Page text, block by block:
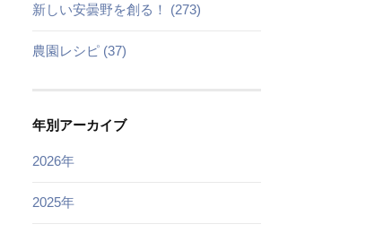
新しい安曇野を創る！ (273)
農園レシピ (37)
年別アーカイブ
2026年
2025年